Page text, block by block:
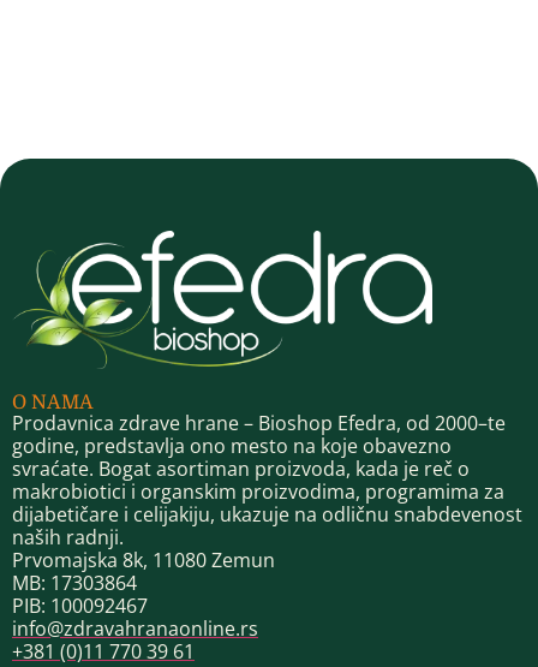
O NAMA
Prodavnica zdrave hrane – Bioshop Efedra, od 2000–te
godine, predstavlja ono mesto na koje obavezno
svraćate. Bogat asortiman proizvoda, kada je reč o
makrobiotici i organskim proizvodima, programima za
dijabetičare i celijakiju, ukazuje na odličnu snabdevenost
naših radnji.
Prvomajska 8k, 11080 Zemun
MB: 17303864
PIB: 100092467
info@zdravahranaonline.rs
+381 (0)11 770 39 61